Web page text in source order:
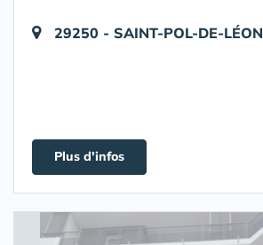
29250 - SAINT-POL-DE-LÉON
Plus d'infos